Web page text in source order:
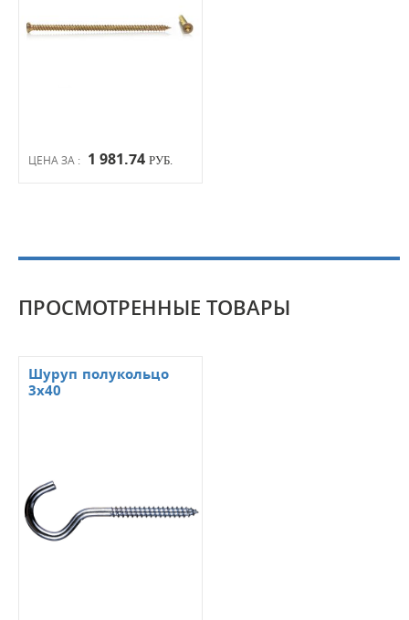
ЦЕНА ЗА : 1 981.74 РУБ.
ПРОСМОТРЕННЫЕ ТОВАРЫ
Шуруп полукольцо
3х40